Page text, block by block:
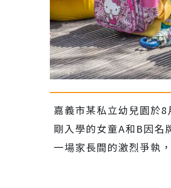
嘉義市某私立幼兒園於
剛入學的女童A和B因名
一場家長間的激烈爭執